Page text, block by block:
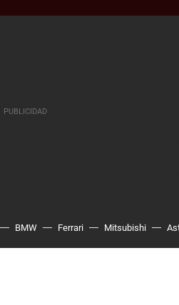
BMW Ferrari Mitsubishi